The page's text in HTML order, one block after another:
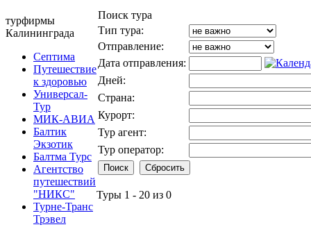
турфирмы
Калининграда
Септима
Путешествие
к здоровью
Универсал-
Тур
МИК-АВИА
Балтик
Экзотик
Балтма Турс
Агентство
путешествий
"НИКС"
Турне-Транс
Трэвел
Поиск тура
Тип тура:
Отправление:
Дата отправления:
Дней:
Страна:
Курорт:
Тур агент:
Тур оператор:
Туры 1 - 20 из 0